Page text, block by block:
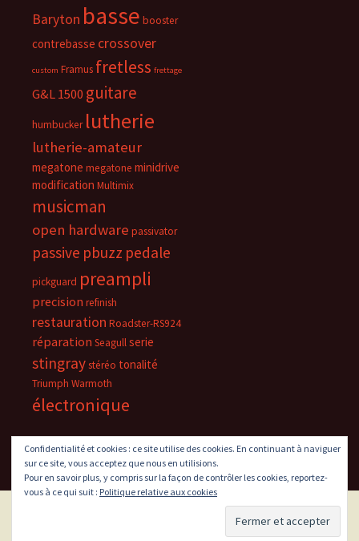
Baryton basse booster
contrebasse crossover
custom Framus fretless frettage
G&L 1500 guitare
humbucker lutherie
lutherie-amateur
megatone megatone minidrive
modification Multimix
musicman
open hardware passivator
passive pbuzz pedale
pickguard preampli
precision refinish
restauration Roadster-RS924
réparation Seagullserie
stingraystéréo tonalité
Triumph Warmoth
électronique
Confidentialité et cookies : ce site utilise des cookies. En continuant à naviguer
sur ce site, vous acceptez que nous en utilisions.
Pour en savoir plus, y compris sur la façon de contrôler les cookies, reportez-
vous à ce qui suit : Politique relative aux cookies